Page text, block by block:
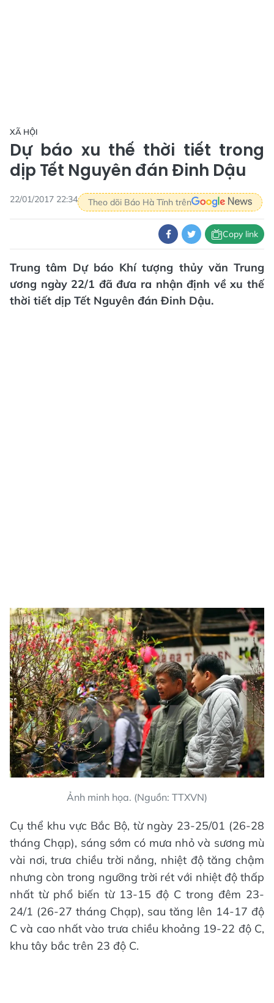
XÃ HỘI
Dự báo xu thế thời tiết trong
dịp Tết Nguyên đán Đinh Dậu
22/01/2017 22:34 Theo dõi Báo Hà Tĩnh trên
Copy link
Trung tâm Dự báo Khí tượng thủy văn Trung
ương ngày 22/1 đã đưa ra nhận định về xu thế
thời tiết dịp Tết Nguyên đán Đinh Dậu.
Ảnh minh họa. (Nguồn: TTXVN)
Cụ thể khu vực Bắc Bộ, từ ngày 23-25/01 (26-28
tháng Chạp), sáng sớm có mưa nhỏ và sương mù
vài nơi, trưa chiều trời nắng, nhiệt độ tăng chậm
nhưng còn trong ngưỡng trời rét với nhiệt độ thấp
nhất từ phổ biến từ 13-15 độ C trong đêm 23-
24/1 (26-27 tháng Chạp), sau tăng lên 14-17 độ
C và cao nhất vào trưa chiều khoảng 19-22 độ C,
khu tây bắc trên 23 độ C.